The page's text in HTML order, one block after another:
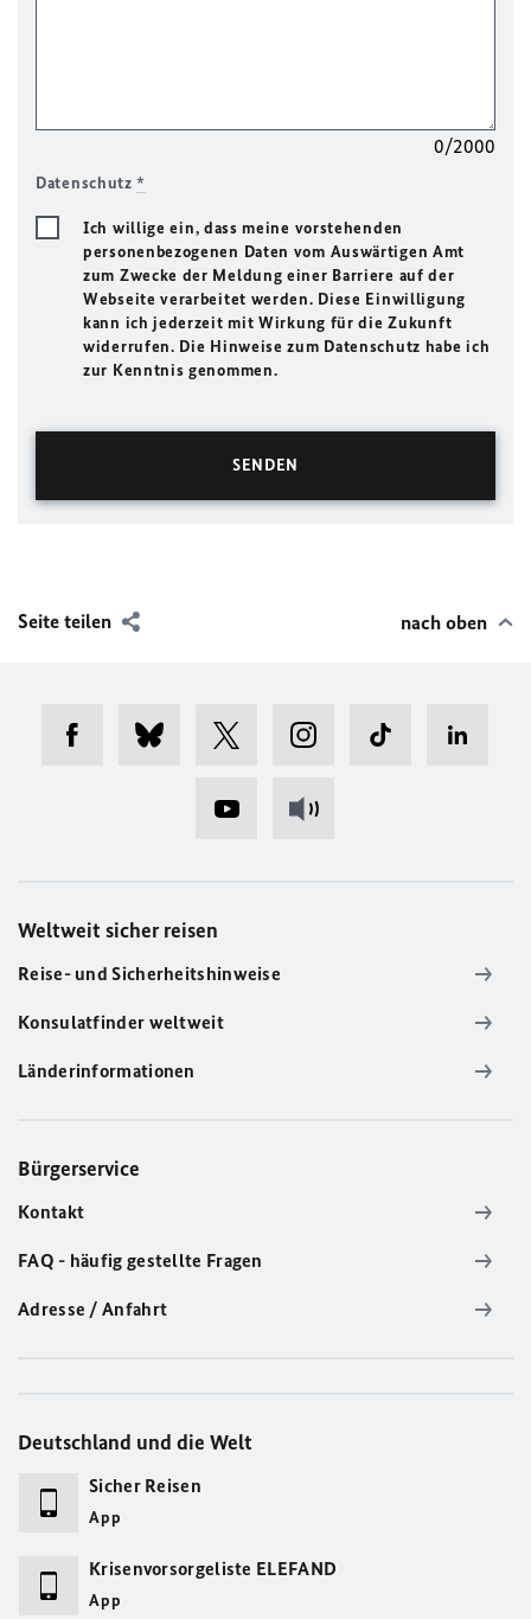
0/2000
Datenschutz*
Ich willige ein, dass meine vorstehenden
personenbezogenen Daten vom Auswärtigen Amt
zum Zwecke der Meldung einer Barriere auf der
Webseite verarbeitet werden. Diese Einwilligung
kann ich jederzeit mit Wirkung für die Zukunft
widerrufen. Die Hinweise zum Datenschutz habe ich
zur Kenntnis genommen.
Seite teilen nach oben
Weltweit sicher reisen
Reise- und Sicherheitshinweise
Konsulatfinder weltweit
Länderinformationen
Bürgerservice
Kontakt
FAQ - häufig gestellte Fragen
Adresse / Anfahrt
Deutschland und die Welt
Sicher Reisen
App
Krisenvorsorgeliste ELEFAND
App